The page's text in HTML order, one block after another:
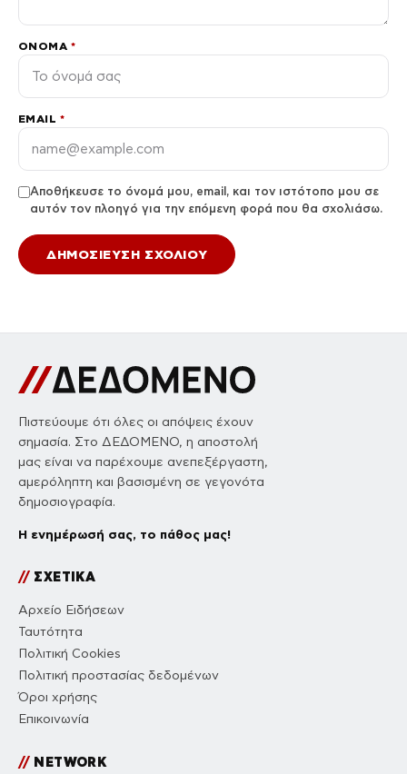
ΌΝΟΜΑ *
EMAIL *
Αποθήκευσε το όνομά μου, email, και τον ιστότοπο μου σε
αυτόν τον πλοηγό για την επόμενη φορά που θα σχολιάσω.
Πιστεύουμε ότι όλες οι απόψεις έχουν
σημασία. Στο ΔΕΔΟΜΕΝΟ, η αποστολή
μας είναι να παρέχουμε ανεπεξέργαστη,
αμερόληπτη και βασισμένη σε γεγονότα
δημοσιογραφία.
Η ενημέρωσή σας, το πάθος μας!
//ΣΧΕΤΙΚΑ
Αρχείο Ειδήσεων
Ταυτότητα
Πολιτική Cookies
Πολιτική προστασίας δεδομένων
Όροι χρήσης
Επικοινωνία
//NETWORK